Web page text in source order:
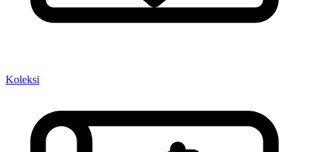
Koleksi